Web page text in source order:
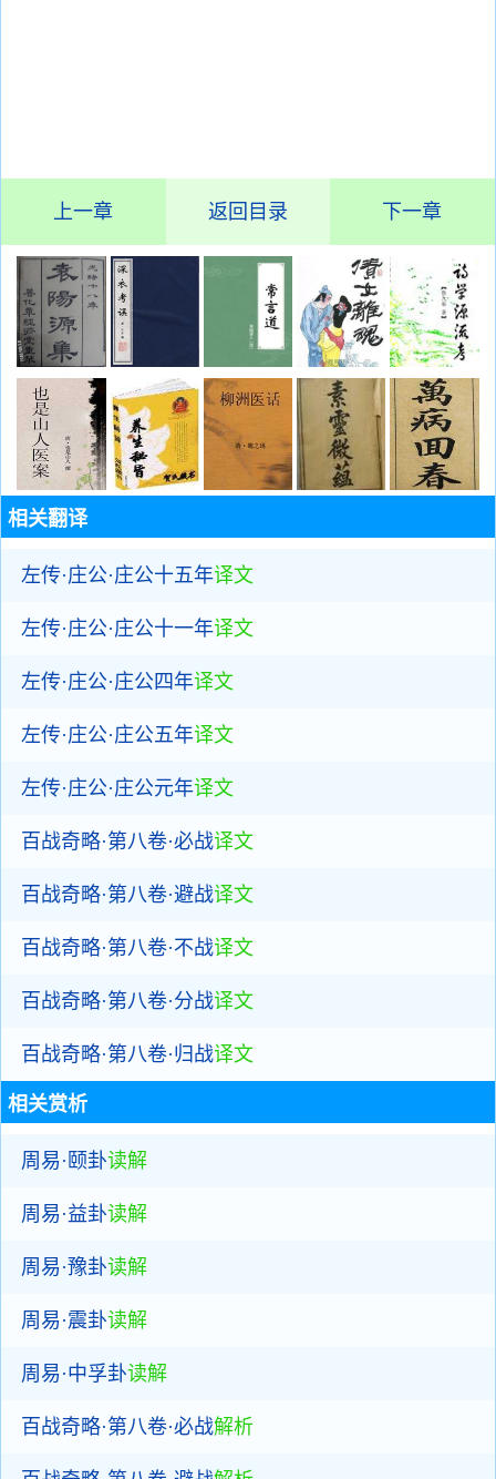
上一章 返回目录 下一章
相关翻译
左传·庄公·庄公十五年译文
左传·庄公·庄公十一年译文
左传·庄公·庄公四年译文
左传·庄公·庄公五年译文
左传·庄公·庄公元年译文
百战奇略·第八卷·必战译文
百战奇略·第八卷·避战译文
百战奇略·第八卷·不战译文
百战奇略·第八卷·分战译文
百战奇略·第八卷·归战译文
相关赏析
周易·颐卦读解
周易·益卦读解
周易·豫卦读解
周易·震卦读解
周易·中孚卦读解
百战奇略·第八卷·必战解析